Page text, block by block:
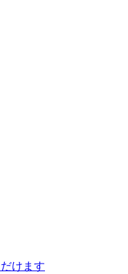
けます